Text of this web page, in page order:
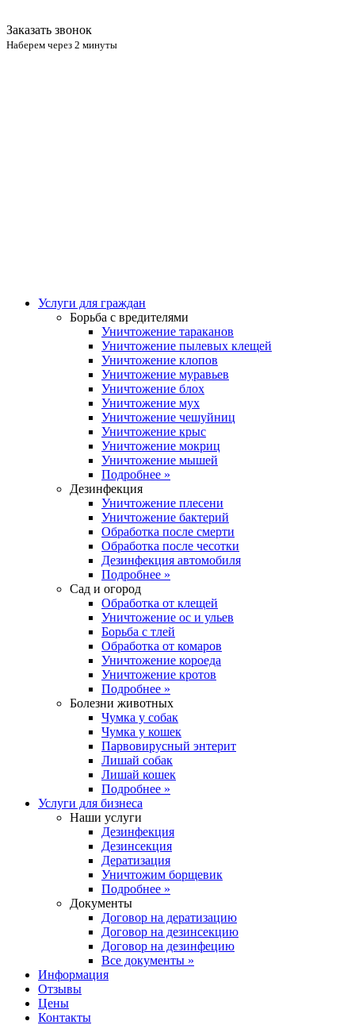
Заказать звонок
Наберем через 2 минуты
Услуги для граждан
Борьба с вредителями
Уничтожение тараканов
Уничтожение пылевых клещей
Уничтожение клопов
Уничтожение муравьев
Уничтожение блох
Уничтожение мух
Уничтожение чешуйниц
Уничтожение крыс
Уничтожение мокриц
Уничтожение мышей
Подробнее »
Дезинфекция
Уничтожение плесени
Уничтожение бактерий
Обработка после смерти
Обработка после чесотки
Дезинфекция автомобиля
Подробнее »
Сад и огород
Обработка от клещей
Уничтожение ос и ульев
Борьба с тлей
Обработка от комаров
Уничтожение короеда
Уничтожение кротов
Подробнее »
Болезни животных
Чумка у собак
Чумка у кошек
Парвовирусный энтерит
Лишай собак
Лишай кошек
Подробнее »
Услуги для бизнеса
Наши услуги
Дезинфекция
Дезинсекция
Дератизация
Уничтожим борщевик
Подробнее »
Документы
Договор на дератизацию
Договор на дезинсекцию
Договор на дезинфецию
Все документы »
Информация
Отзывы
Цены
Контакты